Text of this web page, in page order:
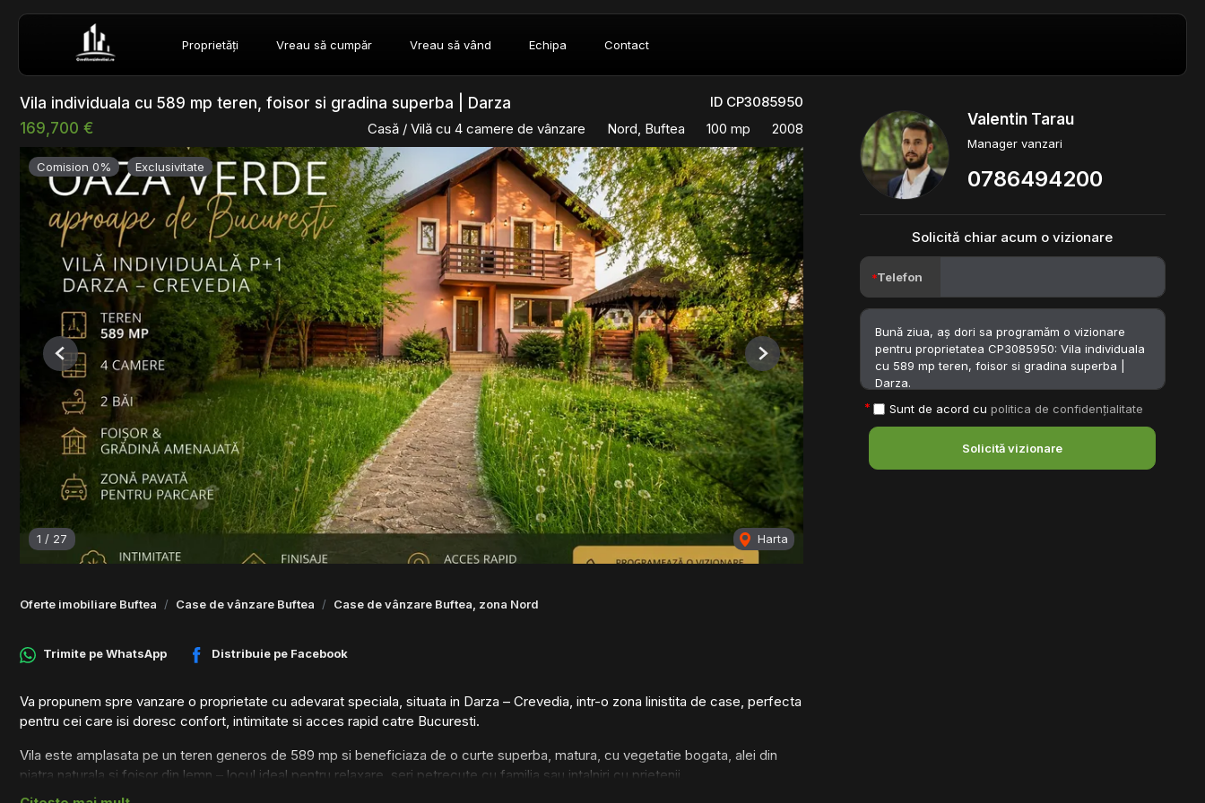
Proprietăți Vreau să cumpăr Vreau să vând Echipa Contact
ID CP3085950
Vila individuala cu 589 mp teren, foisor si gradina superba | Darza
169,700 €
Casă / Vilă cu 4 camere de vânzare Nord, Buftea 100 mp 2008
Comision 0% Exclusivitate
1 / 27 Harta
Previous Next
Oferte imobiliare Buftea Case de vânzare Buftea Case de vânzare Buftea, zona Nord
Trimite peWhatsApp Distribuie pe Facebook
Va propunem spre vanzare o proprietate cu adevarat speciala, situata in Darza – Crevedia, intr-o zona linistita de case, perfecta
pentru cei care isi doresc confort, intimitate si acces rapid catre Bucuresti.
Vila este amplasata pe un teren generos de 589 mp si beneficiaza de o curte superba, matura, cu vegetatie bogata, alei din
piatra naturala si foisor din lemn – locul ideal pentru relaxare, seri petrecute cu familia sau intalniri cu prietenii.
Valentin Tarau
Manager vanzari
0786494200
Solicită chiar acum o vizionare
Telefon
Sunt de acord cu politica de confidențialitate
Solicită vizionare